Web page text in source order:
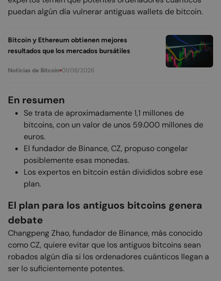
puedan algún día vulnerar antiguas wallets de bitcoin.
Bitcoin y Ethereum obtienen mejores
resultados que los mercados bursátiles
Noticias de Bitcoin 01/08/2026
En resumen
Se trata de aproximadamente 1,1 millones de
bitcoins, con un valor de unos 59.000 millones de
euros.
El fundador de Binance, CZ, propuso congelar
posiblemente esas monedas.
Los expertos en bitcoin están divididos sobre ese
plan.
El plan para los antiguos bitcoins genera
debate
Changpeng Zhao, fundador de Binance, más conocido
como CZ, quiere evitar que los antiguos bitcoins sean
robados algún día si los ordenadores cuánticos llegan a
ser lo suficientemente potentes.